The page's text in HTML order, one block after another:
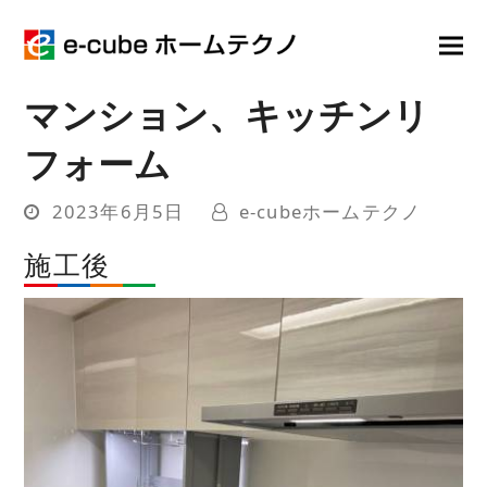
マンション、キッチンリ
フォーム
2023年6月5日 e-cubeホームテクノ
施工後